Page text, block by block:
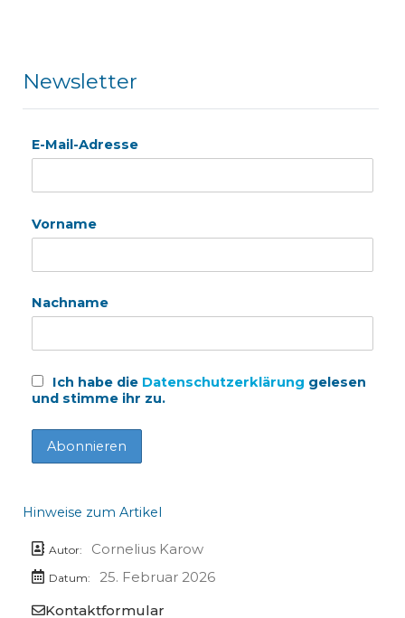
Newsletter
E-Mail-Adresse
Vorname
Nachname
Ich habe die Datenschutzerklärung gelesen
und stimme ihr zu.
Hinweise zum Artikel
Autor: Cornelius Karow
Datum:
25. Februar 2026
Kontaktformular